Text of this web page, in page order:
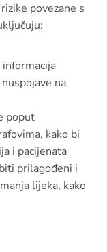
povezane s
na
poput
kako bi
i pacijenata
prilagođeni i
lijeka, kako